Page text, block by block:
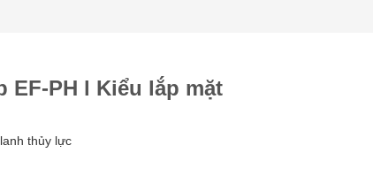
EF-PH l Kiểu lắp mặt
thủy lực